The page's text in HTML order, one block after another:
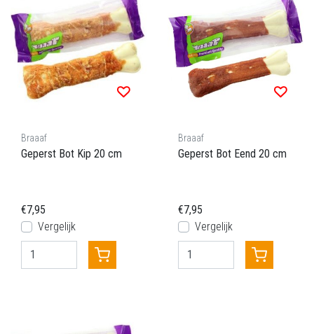
Braaaf
Geperst Bot Kip 20 cm
€7,95
Vergelijk
Braaaf
Geperst Bot Eend 20 cm
€7,95
Vergelijk